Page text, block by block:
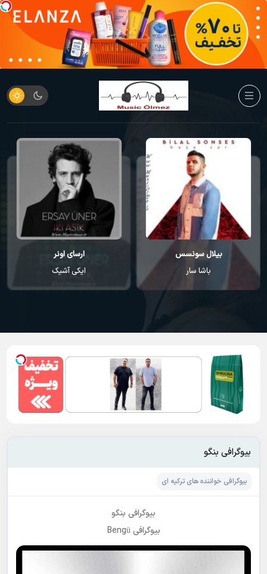
بیلال سونسس
باشا سار
ارسای اونر
ایکی آشیک
بیوگرافی بنگو
بیوگرافی خواننده های ترکیه ای
بیوگرافی بنگو
بیوگرافی Bengü